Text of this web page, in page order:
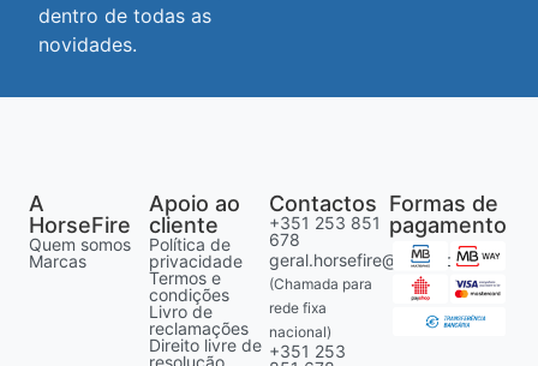
dentro de todas as
novidades.
A
HorseFire
Quem somos
Marcas
Apoio ao
cliente
Política de
privacidade
Termos e
condições
Livro de
reclamações
Direito livre de
resolução
Contactos
+351 253 851
678
geral.horsefire@gmail.com
(Chamada para
rede fixa
nacional)
+351 253
Formas de
pagamento